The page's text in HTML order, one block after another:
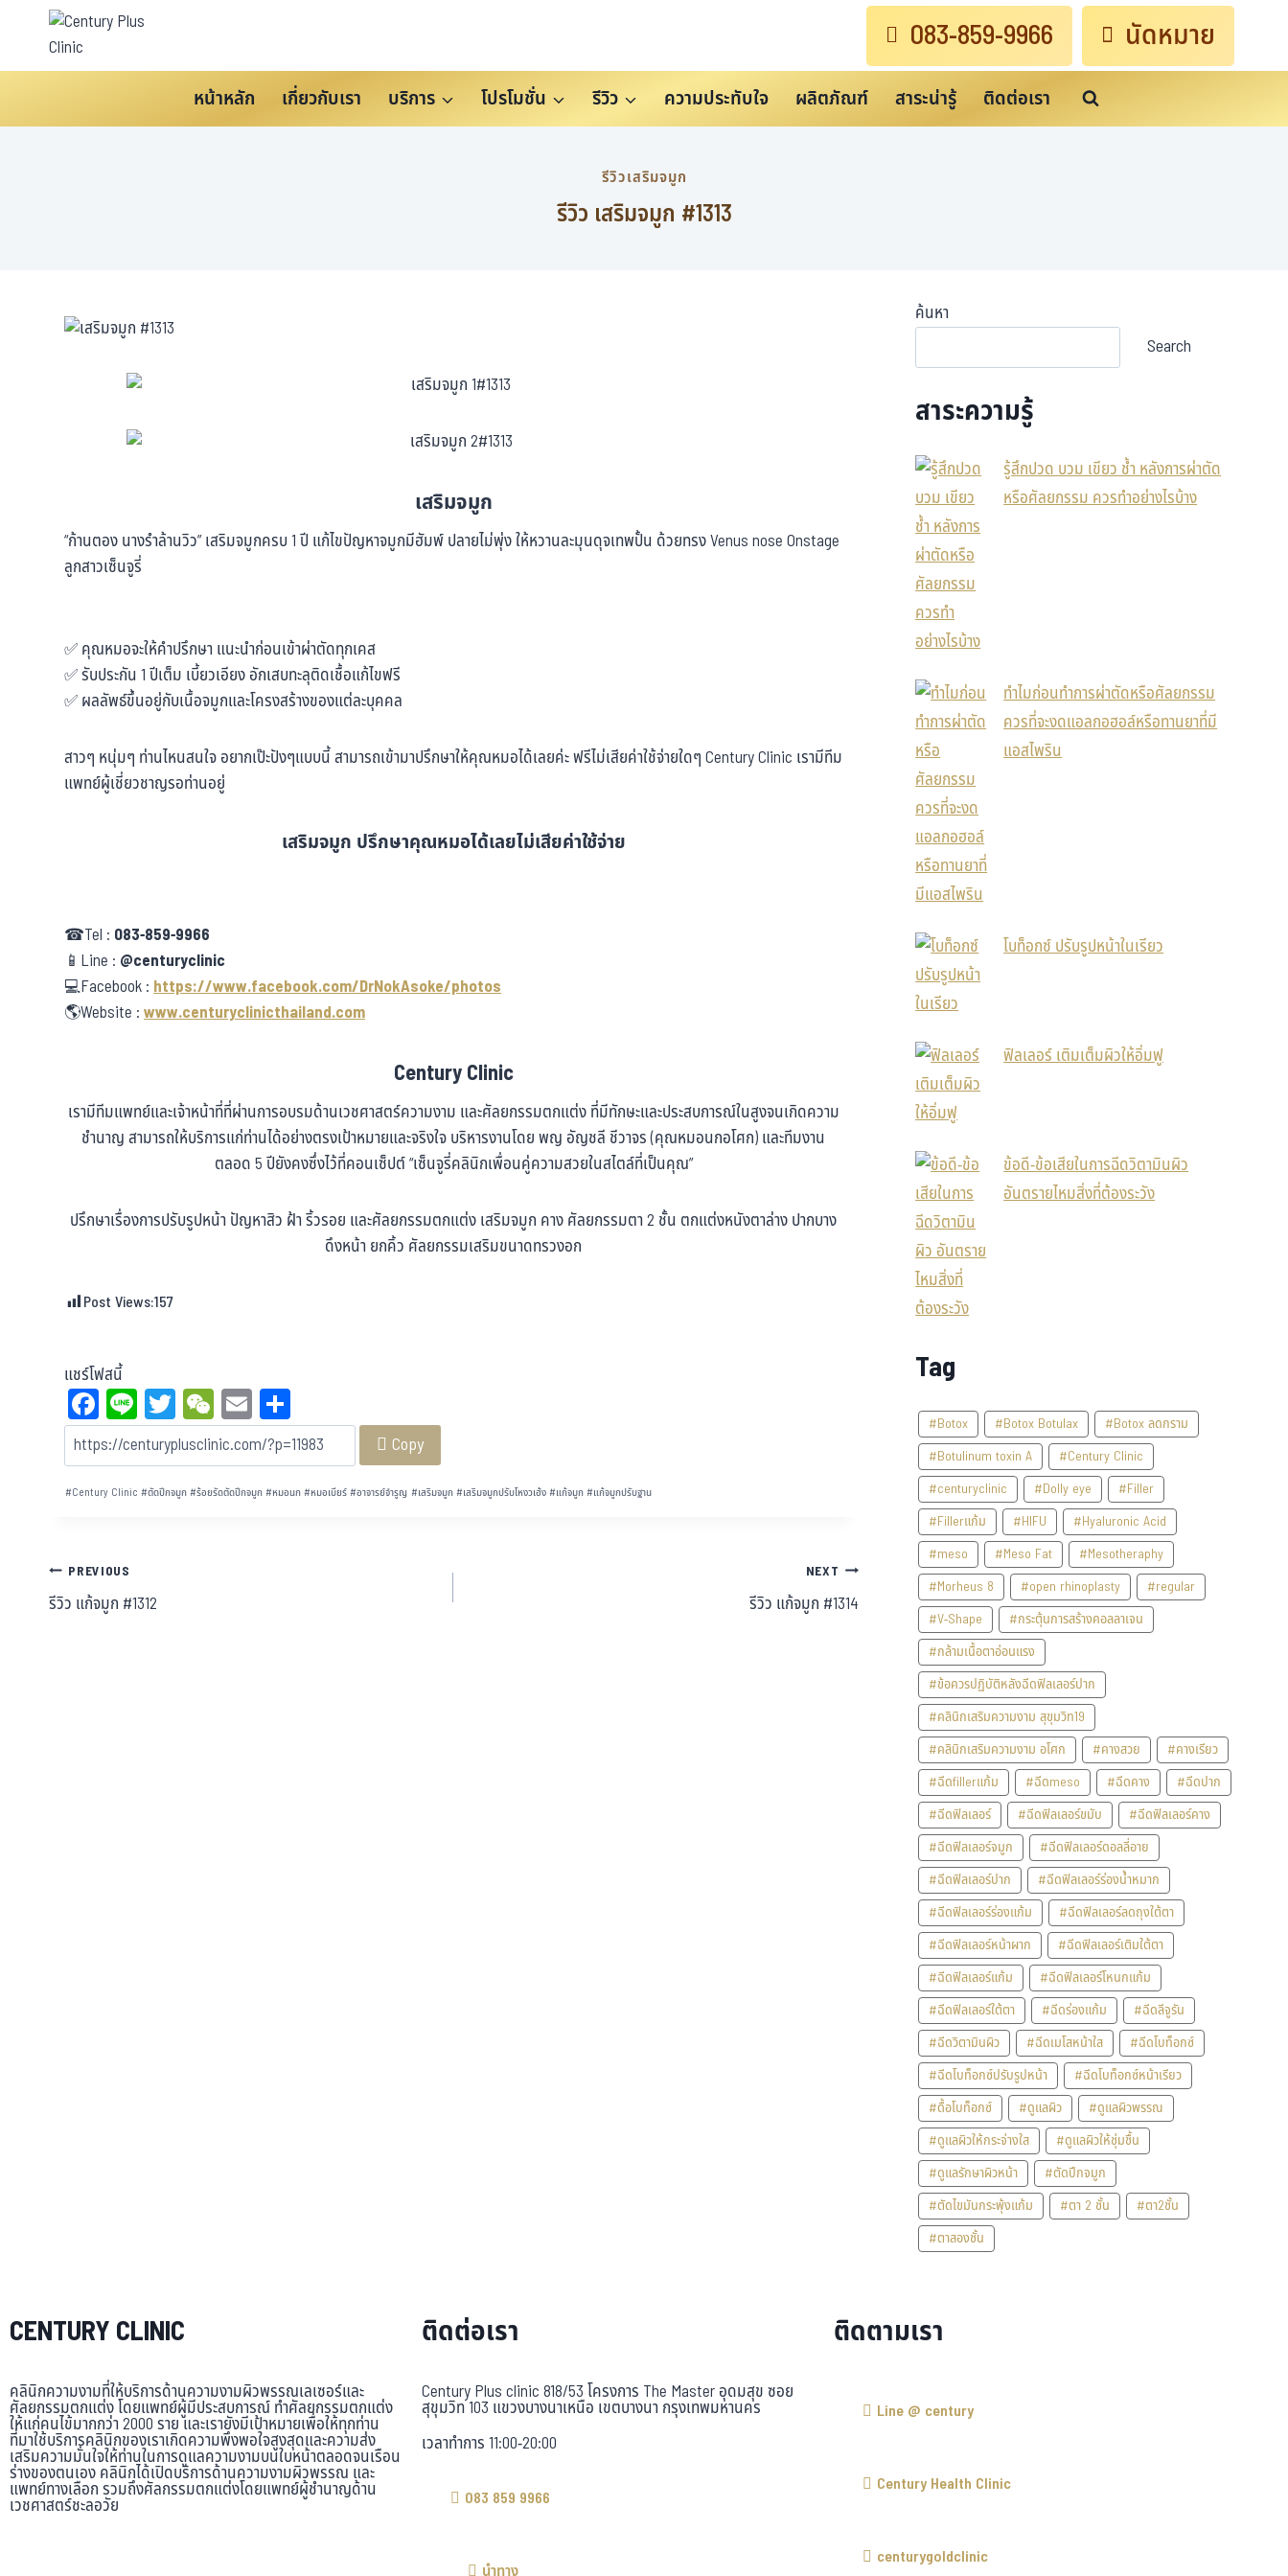
083-859-9966 นัดหมาย
หน้าหลัก เกี่ยวกับเรา บริการ โปรโมชั่น รีวิว ความประทับใจ ผลิตภัณฑ์ สาระน่ารู้ ติดต่อเรา
รีวิวเสริมจมูก
รีวิว เสริมจมูก #1313
เสริมจมูก
“ก้านตอง นางรำล้านวิว” เสริมจมูกครบ 1 ปี แก้ไขปัญหาจมูกมีฮัมพ์ ปลายไม่พุ่ง ให้หวานละมุนดุจเทพปั้น ด้วยทรง Venus nose Onstage
ลูกสาวเซ็นจูรี่
✅ คุณหมอจะให้คำปรึกษา แนะนำก่อนเข้าผ่าตัดทุกเคส
✅ รับประกัน 1 ปีเต็ม เบี้ยวเอียง อักเสบทะลุติดเชื้อแก้ไขฟรี
✅ ผลลัพธ์ขึ้นอยู่กับเนื้อจมูกและโครงสร้างของแต่ละบุคคล
สาวๆ หนุ่มๆ ท่านไหนสนใจ อยากเป๊ะปังๆแบบนี้ สามารถเข้ามาปรึกษาให้คุณหมอได้เลยค่ะ ฟรีไม่เสียค่าใช้จ่ายใดๆ Century Clinic เรามีทีม
แพทย์ผู้เชี่ยวชาญรอท่านอยู่
เสริมจมูก ปรึกษาคุณหมอได้เลยไม่เสียค่าใช้จ่าย
☎Tel : 083-859-9966
📱Line : @centuryclinic
💻Facebook :https://www.facebook.com/DrNokAsoke/photos
🌎Website :www.centuryclinicthailand.com
Century Clinic
เรามีทีมแพทย์และเจ้าหน้าที่ที่ผ่านการอบรมด้านเวชศาสตร์ความงาม และศัลยกรรมตกแต่ง ที่มีทักษะและประสบการณ์ในสูงจนเกิดความ
ชำนาญ สามารถให้บริการแก่ท่านได้อย่างตรงเป้าหมายและจริงใจ บริหารงานโดย พญ อัญชลี ชีวาจร (คุณหมอนกอโศก) และทีมงาน
ตลอด 5 ปียังคงซึ่งไว้ที่คอนเซ็ปต์ “เซ็นจูรี่คลินิกเพื่อนคู่ความสวยในสไตล์ที่เป็นคุณ”
ปรึกษาเรื่องการปรับรูปหน้า ปัญหาสิว ฝ้า ริ้วรอย และศัลยกรรมตกแต่ง เสริมจมูก คาง ศัลยกรรมตา 2 ชั้น ตกแต่งหนังตาล่าง ปากบาง
ดึงหน้า ยกคิ้ว ศัลยกรรมเสริมขนาดทรวงอก
Post Views:157
แชร์โฟสนี้
Fa
ce
bo
ok
Li
ne
T
wi
tt
er
W
eC
ha
t
E
m
ail
ar
e Copy
#Century Clinic #ตัดปีกจมูก#ร้อยรัดตัดปีกจมูก#หมอนก#หมอเบียร์ #อาจารย์จำรูญ #เสริมจมูก #เสริมจมูกปรับโหงวเฮ้ง#แก้จมูก#แก้จมูกปรับฐาน
PREVIOUS
รีวิว แก้จมูก #1312
NEXT
รีวิว แก้จมูก #1314
ค้นหา
Search
สาระความรู้
รู้สึกปวด บวม เขียว ช้ำ หลังการผ่าตัด
หรือศัลยกรรม ควรทำอย่างไรบ้าง
ทำไมก่อนทำการผ่าตัดหรือศัลยกรรม
ควรที่จะงดแอลกอฮอล์หรือทานยาที่มี
แอสไพริน
โบท็อกซ์ ปรับรูปหน้าในเรียว
ฟิลเลอร์ เติมเต็มผิวให้อิ่มฟู
ข้อดี-ข้อเสียในการฉีดวิตามินผิว
อันตรายไหมสิ่งที่ต้องระวัง
Tag
#Botox #Botox Botulax
#Botox ลดกราม
#Botulinum toxin A
#Century Clinic
#centuryclinic
#Dolly eye
#Filler
#Fillerแก้ม
#HIFU
#Hyaluronic Acid
#meso
#Meso Fat
#Mesotheraphy
#Morheus 8
#open rhinoplasty
#regular
#V-Shape
#กระตุ้นการสร้างคอลลาเจน
#กล้ามเนื้อตาอ่อนแรง
#ข้อควรปฏิบัติหลังฉีดฟิลเลอร์ปาก
#คลินิกเสริมความงาม สุขุมวิท19
#คลินิกเสริมความงาม อโศก
#คางสวย
#คางเรียว
#ฉีดfillerแก้ม
#ฉีดmeso #ฉีดคาง
#ฉีดปาก
#ฉีดฟิลเลอร์
#ฉีดฟิลเลอร์ขมับ
#ฉีดฟิลเลอร์คาง
#ฉีดฟิลเลอร์จมูก
#ฉีดฟิลเลอร์ดอลลี่อาย
#ฉีดฟิลเลอร์ปาก
#ฉีดฟิลเลอร์ร่องน้ำหมาก
#ฉีดฟิลเลอร์ร่องแก้ม
#ฉีดฟิลเลอร์ลดถุงใต้ตา
#ฉีดฟิลเลอร์หน้าผาก
#ฉีดฟิลเลอร์เติมใต้ตา
#ฉีดฟิลเลอร์แก้ม
#ฉีดฟิลเลอร์โหนกแก้ม
#ฉีดฟิลเลอร์ใต้ตา
#ฉีดร่องแก้ม
#ฉีดลีจูรัน
#ฉีดวิตามินผิว
#ฉีดเมโสหน้าใส
#ฉีดโบท็อกซ์
#ฉีดโบท็อกซ์ปรับรูปหน้า
#ฉีดโบท็อกซ์หน้าเรียว
#ดื้อโบท็อกซ์
#ดูแลผิว
#ดูแลผิวพรรณ
#ดูแลผิวให้กระจ่างใส
#ดูแลผิวให้ชุ่มชื้น
#ดูแลรักษาผิวหน้า
#ตัดปีกจมูก
#ตัดไขมันกระพุ้งแก้ม
#ตา 2 ชั้น
#ตา2ชั้น
#ตาสองชั้น
CENTURY CLINIC
คลินิกความงามที่ให้บริการด้านความงามผิวพรรณเลเซอร์และ
ศัลยกรรมตกแต่ง โดยแพทย์ผู้มีประสบการณ์ ทำศัลยกรรมตกแต่ง
ให้แก่คนไข้มากกว่า 2000 ราย และเรายังมีเป้าหมายเพื่อให้ทุกท่าน
ที่มาใช้บริการคลินิกของเราเกิดความพึงพอใจสูงสุดและความส่ง
เสริมความมั่นใจให้ท่านในการดูแลความงามบนใบหน้าตลอดจนเรือน
ร่างของตนเอง คลินิกได้เปิดบริการด้านความงามผิวพรรณ และ
แพทย์ทางเลือก รวมถึงศัลกรรมตกแต่งโดยแพทย์ผู้ชำนาญด้าน
เวชศาสตร์ชะลอวัย
ติดต่อเรา
Century Plus clinic 818/53 โครงการ The Master อุดมสุข ซอย
สุขุมวิท 103 แขวงบางนาเหนือ เขตบางนา กรุงเทพมหานคร
เวลาทำการ 11:00-20:00
083 859 9966
นำทาง
ติดตามเรา
Line @ century
Century Health Clinic
centurygoldclinic